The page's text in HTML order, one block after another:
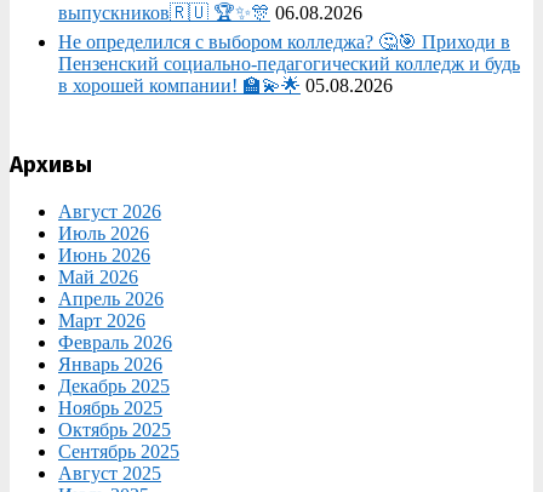
выпускников🇷🇺 🏆✨🎊 06.08.2026
Не определился с выбором колледжа? 🤔🎯 Приходи в
Пензенский социально-педагогический колледж и будь
в хорошей компании! 🏫💫🌟 05.08.2026
Архивы
Август 2026
Июль 2026
Июнь 2026
Май 2026
Апрель 2026
Март 2026
Февраль 2026
Январь 2026
Декабрь 2025
Ноябрь 2025
Октябрь 2025
Сентябрь 2025
Август 2025